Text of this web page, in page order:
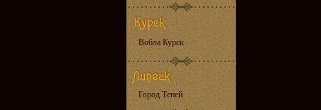
Вобла Курск
Город Теней